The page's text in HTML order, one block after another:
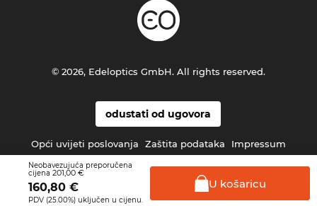
Neobavezujuća preporučena
cijena 201,00 €
160,80 €
PDV (25.00%) uključen u cijenu.
U košaricu
odustati od ugovora
Opći uvijeti poslovanja Zaštita podataka Impressum
© 2026, Edeloptics GmbH. All rights reserved.